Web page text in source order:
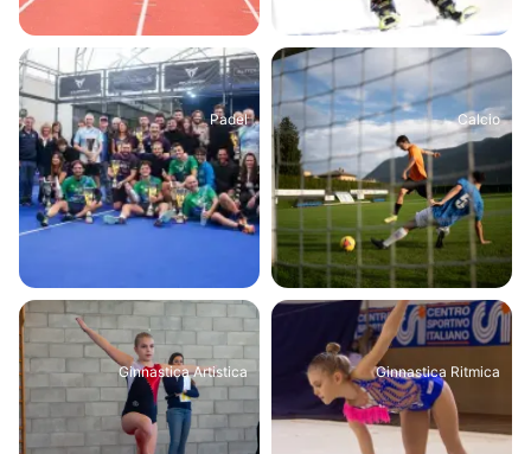
Padel Calcio
Ginnastica Artistica Ginnastica Ritmica